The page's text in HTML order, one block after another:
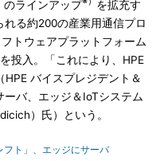
ラインアップ
を拡充す
る約200の産業用通信プロ
トウェアプラットフォーム
投入。「これにより、HPE
バイスプレジデント＆
バ、エッジ＆IoTシステム
）氏）という。
フト」、エッジにサーバ